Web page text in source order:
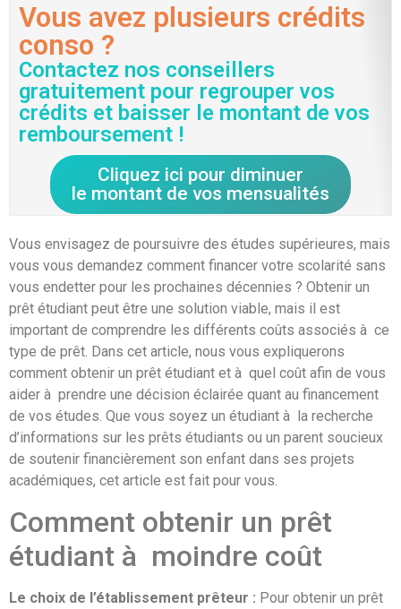
Vous avez plusieurs crédits
conso ?
Contactez nos conseillers
gratuitement pour regrouper vos
crédits et baisser le montant de vos
remboursement !
Cliquez ici pour diminuer
le montant de vos mensualités
Vous envisagez de poursuivre des études supérieures, mais
vous vous demandez comment financer votre scolarité sans
vous endetter pour les prochaines décennies ? Obtenir un
prêt étudiant peut être une solution viable, mais il est
important de comprendre les différents coûts associés à ce
type de prêt. Dans cet article, nous vous expliquerons
comment obtenir un prêt étudiant et à quel coût afin de vous
aider à prendre une décision éclairée quant au financement
de vos études. Que vous soyez un étudiant à la recherche
d’informations sur les prêts étudiants ou un parent soucieux
de soutenir financièrement son enfant dans ses projets
académiques, cet article est fait pour vous.
Comment obtenir un prêt
étudiant à moindre coût
Le choix de l’établissement prêteur : Pour obtenir un prêt